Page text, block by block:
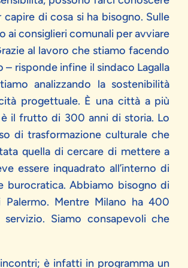
di cosa si ha bisogno. Sulle
consiglieri comunali per avviare
al lavoro che stiamo facendo
risponde infine il sindaco Lagalla
analizzando la sostenibilità
progettuale. È una città a più
il frutto di 300 anni di storia. Lo
di trasformazione culturale che
quella di cercare di mettere a
essere inquadrato all’interno di
burocratica. Abbiamo bisogno di
Mentre Milano ha 400
Siamo consapevoli che
è infatti in programma un